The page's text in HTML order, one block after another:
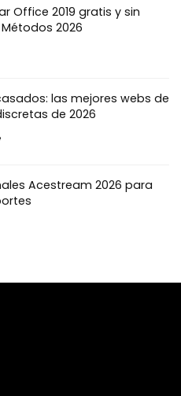
Office 2019 gratis y sin
2026
las mejores webs de
de 2026
Acestream 2026 para